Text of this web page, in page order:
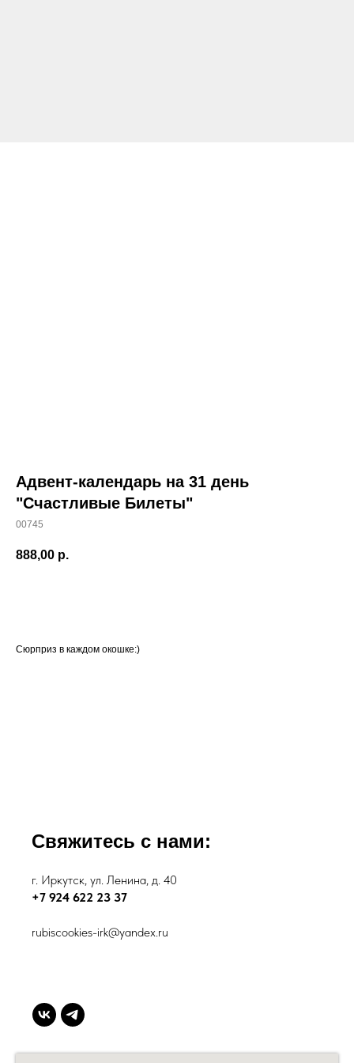
Адвент-календарь на 31 день
"Счастливые Билеты"
00745
888,00 р.
Сюрприз в каждом окошке:)
Свяжитесь с нами:
г. Иркутск, ул. Ленина, д. 40
+7 924 622 23 37
rubiscookies-irk@yandex.ru